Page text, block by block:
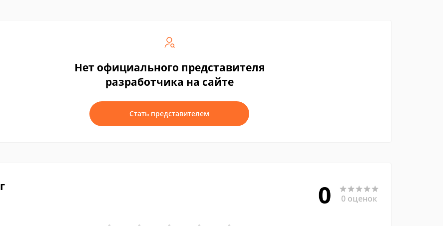
Нет официального представителя
разработчика на сайте
Стать представителем
0 0 оценок